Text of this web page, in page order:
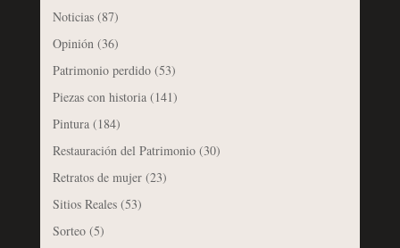
Noticias(87)
Opinión(36)
Patrimonio perdido(53)
Piezas con historia(141)
Pintura(184)
Restauración del Patrimonio(30)
Retratos de mujer(23)
Sitios Reales(53)
Sorteo(5)